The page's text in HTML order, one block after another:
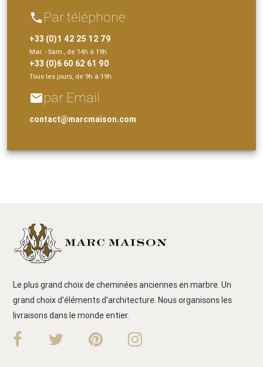
phone Par téléphone
+33 (0)1 42 25 12 79
Mar. - Sam., de 14h à 19h
+33 (0)6 60 62 61 90
Tous les jours, de 9h à 19h
emailpar Email
contact@marcmaison.com
Le plus grand choix de cheminées anciennes en marbre. Un
grand choix d'éléments d'architecture. Nous organisons les
livraisons dans le monde entier.